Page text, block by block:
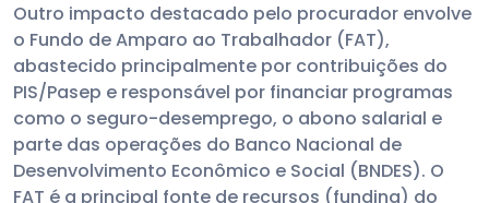
Outro impacto destacado pelo procurador envolve
o Fundo de Amparo ao Trabalhador (FAT),
abastecido principalmente por contribuições do
PIS/Pasep e responsável por financiar programas
como o seguro-desemprego, o abono salarial e
parte das operações do Banco Nacional de
Desenvolvimento Econômico e Social (BNDES). O
FAT é a principal fonte de recursos (funding) do